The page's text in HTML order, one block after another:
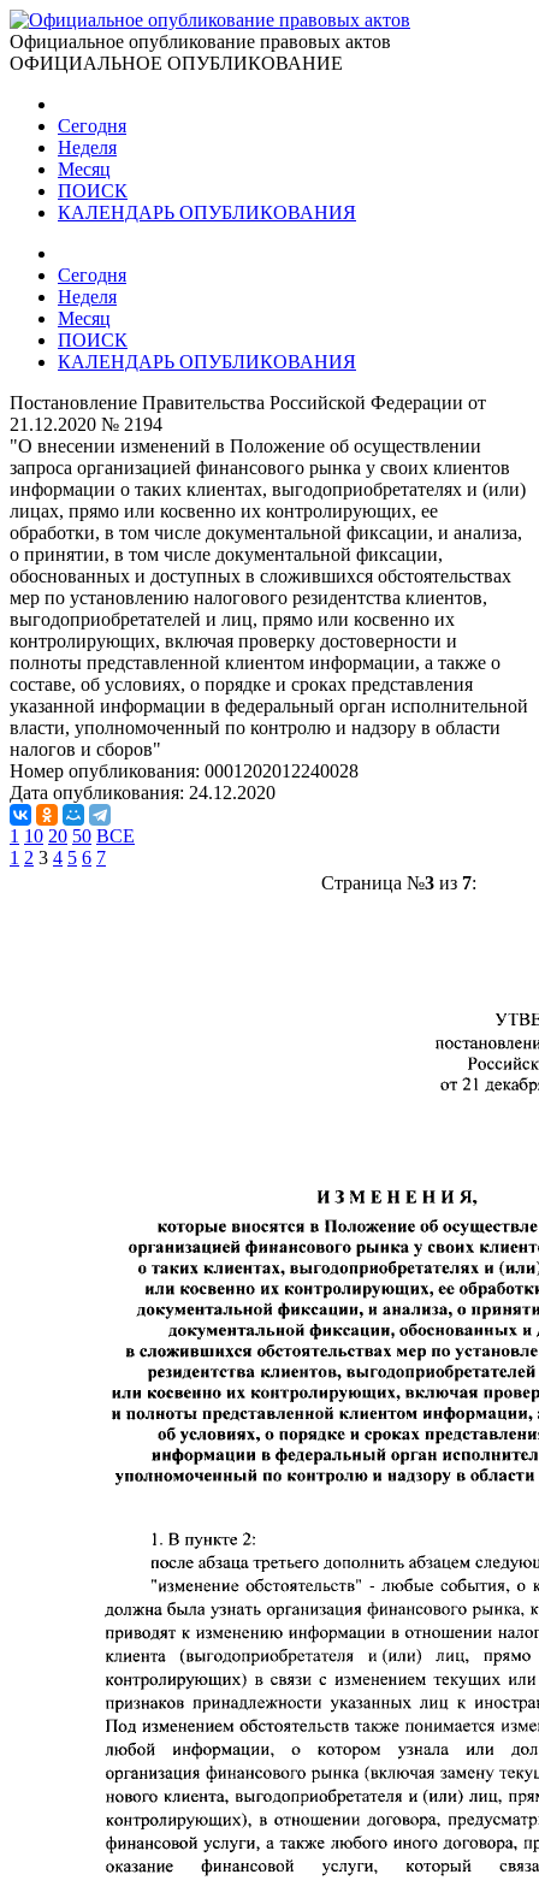
Официальное опубликование правовых актов
ОФИЦИАЛЬНОЕ ОПУБЛИКОВАНИЕ
Сегодня
Неделя
Месяц
ПОИСК
КАЛЕНДАРЬ ОПУБЛИКОВАНИЯ
Сегодня
Неделя
Месяц
ПОИСК
КАЛЕНДАРЬ ОПУБЛИКОВАНИЯ
Постановление Правительства Российской Федерации от
21.12.2020 № 2194
"О внесении изменений в Положение об осуществлении
запроса организацией финансового рынка у своих клиентов
информации о таких клиентах, выгодоприобретателях и (или)
лицах, прямо или косвенно их контролирующих, ее
обработки, в том числе документальной фиксации, и анализа,
о принятии, в том числе документальной фиксации,
обоснованных и доступных в сложившихся обстоятельствах
мер по установлению налогового резидентства клиентов,
выгодоприобретателей и лиц, прямо или косвенно их
контролирующих, включая проверку достоверности и
полноты представленной клиентом информации, а также о
составе, об условиях, о порядке и сроках представления
указанной информации в федеральный орган исполнительной
власти, уполномоченный по контролю и надзору в области
налогов и сборов"
Номер опубликования: 0001202012240028
Дата опубликования: 24.12.2020
1 10 20 50 ВСЕ
1 2 3 4 5 6 7
Страница №3из 7: